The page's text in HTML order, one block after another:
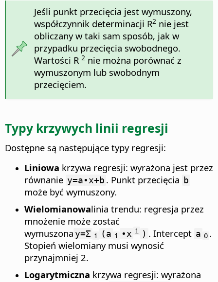
Jeśli punkt przecięcia jest wymuszony,
współczynnik determinacji R2nie jest
obliczany w taki sam sposób, jak w
przypadku przecięcia swobodnego.
Wartości R 2nie można porównać z
wymuszonym lub swobodnym
przecięciem.
Typy krzywych linii regresji
Dostępne są następujące typy regresji:
Liniowa krzywa regresji: wyrażona jest przez
równanie y=a∙x+b . Punkt przecięcia b
może być wymuszony.
Wielomianowalinia trendu: regresja przez
mnożenie może zostać
wymuszona y=Σ i (a i ∙x i ) . Intercept a 0 .
Stopień wielomiany musi wynosić
przynajmniej 2.
Logarytmiczna krzywa regresji: wyrażona